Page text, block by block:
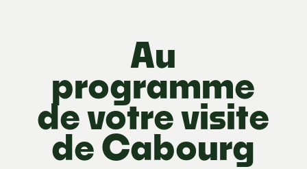
Au
programme
de votre visite
de Cabourg